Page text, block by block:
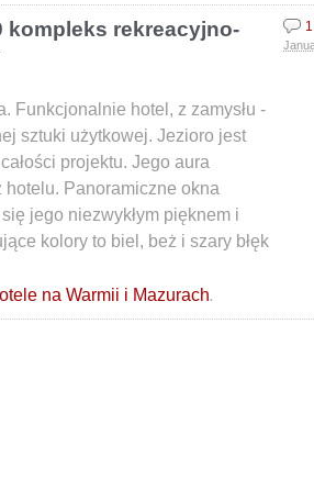
kompleks rekreacyjno-
Funkcjonalnie hotel, z zamysłu -
sztuki użytkowej. Jezioro jest
projektu. Jego aura
hotelu. Panoramiczne okna
jego niezwykłym pięknem i
kolory to biel, beż i szary błęk
na Warmii i Mazurach.